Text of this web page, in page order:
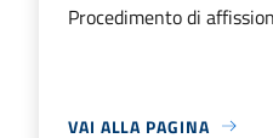
Procedimento di
VAI ALLA PAGINA